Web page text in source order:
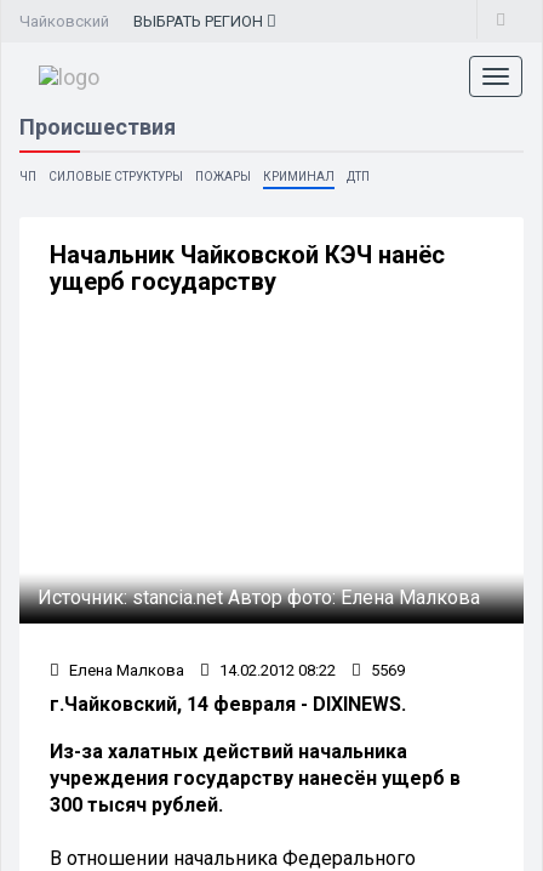
Чайковский ВЫБРАТЬ РЕГИОН
Происшествия
ЧП СИЛОВЫЕ СТРУКТУРЫ ПОЖАРЫ КРИМИНАЛ ДТП
Начальник Чайковской КЭЧ нанёс
ущерб государству
Источник:stancia.netАвтор фото:Елена Малкова
Елена Малкова 14.02.2012 08:22 5569
г.Чайковский, 14 февраля - DIXINEWS.
Из-за халатных действий начальника
учреждения государству нанесён ущерб в
300 тысяч рублей.
В отношении начальника Федерального